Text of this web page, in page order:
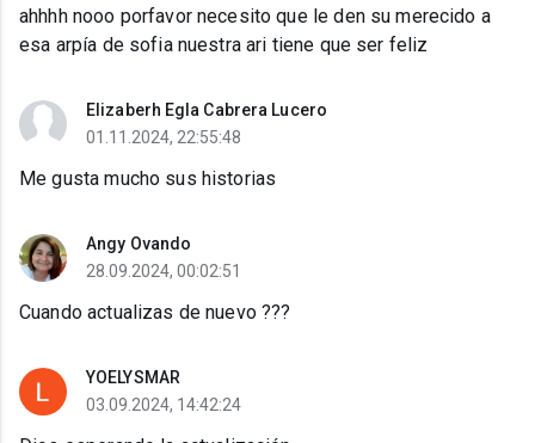
ahhhh nooo porfavor necesito que le den su merecido a
esa arpía de sofia nuestra ari tiene que ser feliz
Elizaberh Egla Cabrera Lucero
01.11.2024, 22:55:48
Me gusta mucho sus historias
Angy Ovando
28.09.2024, 00:02:51
Cuando actualizas de nuevo ???
YOELYSMAR
03.09.2024, 14:42:24